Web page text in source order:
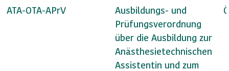
ATA-OTA-APrV
Ausbildungs- und
Prüfungsverordnung
über die Ausbildung zur
Anästhesietechnischen
Assistentin und zum